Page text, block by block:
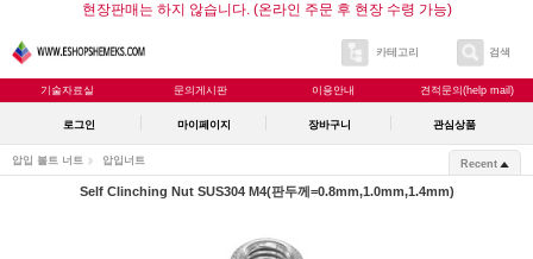
현장판매는 하지 않습니다. (온라인 주문 후 현장 수령 가능)
카테고리 검색
기술자료실 문의게시판 이용안내 견적문의(help mail)
로그인 마이페이지 장바구니 관심상품
압입 볼트 너트 압입너트 Recent
Self Clinching Nut SUS304 M4(판두께=0.8mm,1.0mm,1.4mm)